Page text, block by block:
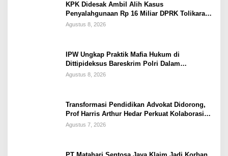
KPK Didesak Ambil Alih Kasus
Penyalahgunaan Rp 16 Miliar DPRK Tolikara
Tahun 2017
Agustus 8, 2026
IPW Ungkap Praktik Mafia Hukum di
Dittipideksus Bareskrim Polri Dalam
Penanganan Kasus PT ARA
Agustus 8, 2026
Transformasi Pendidikan Advokat Didorong,
Prof Harris Arthur Hedar Perkuat Kolaborasi
Kampus
Agustus 7, 2026